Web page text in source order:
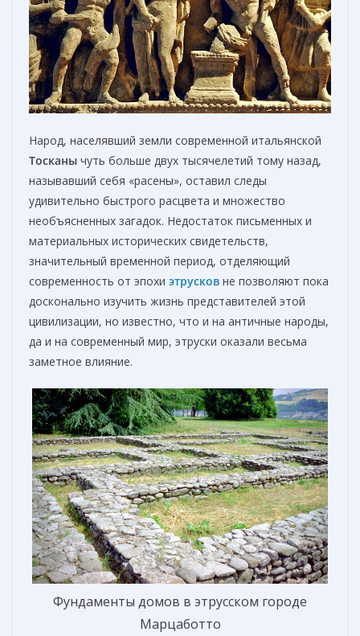
Народ, населявший земли современной итальянской
Тосканы чуть больше двух тысячелетий тому назад,
называвший себя «расены», оставил следы
удивительно быстрого расцвета и множество
необъясненных загадок. Недостаток письменных и
материальных исторических свидетельств,
значительный временной период, отделяющий
современность от эпохи этрусков не позволяют пока
досконально изучить жизнь представителей этой
цивилизации, но известно, что и на античные народы,
да и на современный мир, этруски оказали весьма
заметное влияние.
Фундаменты домов в этрусском городе
Марцаботто